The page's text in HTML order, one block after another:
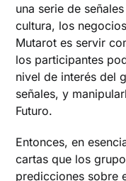
una serie de
cultura, los
Mutarot es servir
los participantes
nivel de interés del
señales, y
Futuro.
Entonces, en
cartas que los
predicciones sobre